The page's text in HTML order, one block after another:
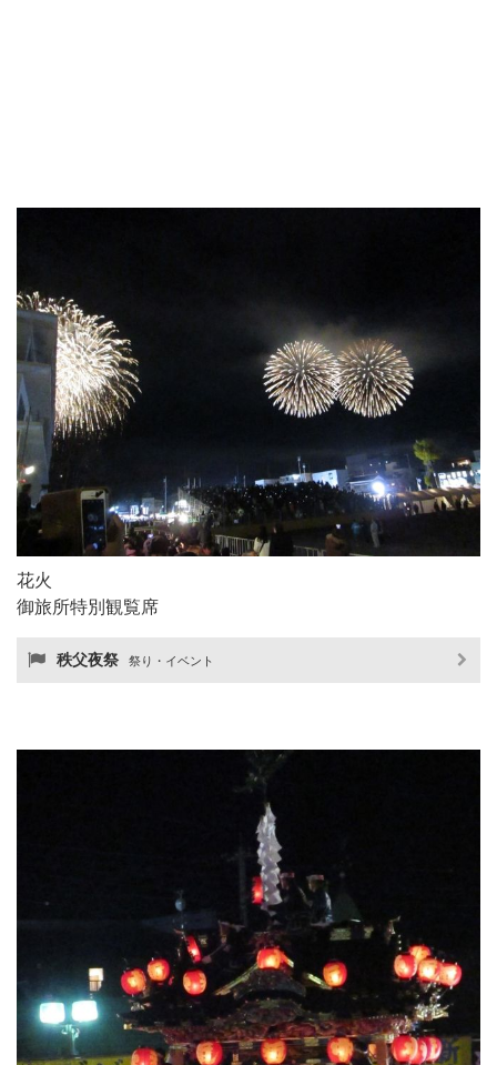
花火
御旅所特別観覧席
秩父夜祭 祭り・イベント